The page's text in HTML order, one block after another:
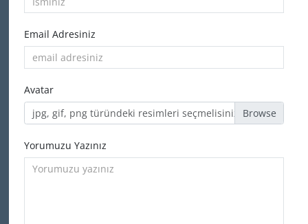
Email Adresiniz
Avatar
jpg, gif, png türündeki resimleri seçmelisiniz
Yorumuzu Yazınız